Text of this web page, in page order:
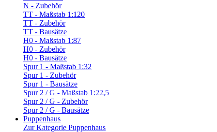
N - Zubehör
TT - Maßstab 1:120
TT - Zubehör
TT - Bausätze
H0 - Maßstab 1:87
H0 - Zubehör
H0 - Bausätze
Spur 1 - Maßstab 1:32
Spur 1 - Zubehör
Spur 1 - Bausätze
Spur 2 / G - Maßstab 1:22,5
Spur 2 / G - Zubehör
Spur 2 / G - Bausätze
Puppenhaus
Zur Kategorie Puppenhaus